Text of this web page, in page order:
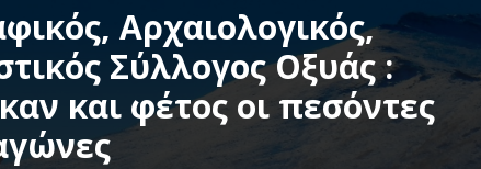
Αρχαιολογικός,
Σύλλογος Οξυάς :
και φέτος οι πεσόντες